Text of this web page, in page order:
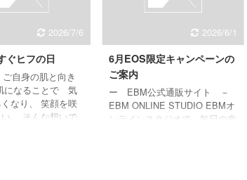
ご利用いただけます。 ※EBM
入された場合、ホームケアポイ
ントの反映は商品購入日から8
日後（ご購入日含む）となりま
す。 EBMオンラインスタジオ
をチェック お ...
2026/7/6
ぐヒフの日
自身の肌と向き
になることで 気
なり、 笑顔を咲
。 そんな想いで
2026/6/1
6月EOS限定キャンペーンの
ご案内
ー EBM公式通販サイト －
EBM ONLINE STUDIO EBMオ
ンラインスタジオで、毎日の幸